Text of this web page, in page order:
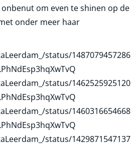
om even te shinen op de
onder meer haar
status/1487079457286
status/1462525925120
status/1460316654668
status/1429871547137